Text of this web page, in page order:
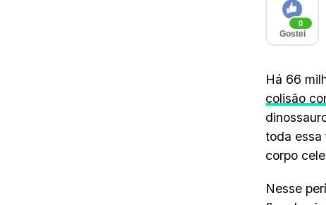
0
Gostei
Há 66
colisão
toda essa
corpo
Nesse